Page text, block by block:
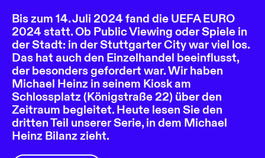
Bis zum 14. Juli 2024 fand die UEFA EURO
2024 statt. Ob Public Viewing oder Spiele in
der Stadt: in der Stuttgarter City war viel los.
Das hat auch den Einzelhandel beeinflusst,
der besonders gefordert war. Wir haben
Michael Heinz in seinem Kiosk am
Schlossplatz (Königstraße 22) über den
Zeitraum begleitet. Heute lesen Sie den
dritten Teil unserer Serie, in dem Michael
Heinz Bilanz zieht.